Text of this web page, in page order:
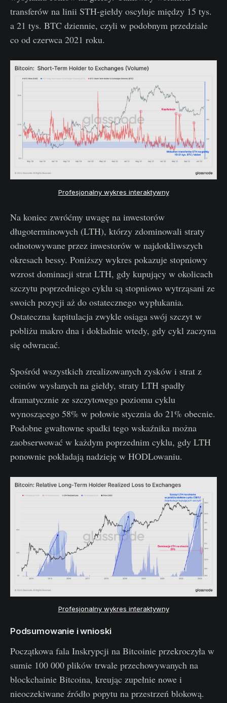
transferów na linii STH-giełdy oscyluje między 15 tys.
a 21 tys. BTC dziennie, czyli w podobnym przedziale
co od czerwca 2021 roku.
Profesjonalny wykres interaktywny
Na koniec zwróćmy uwagę na inwestorów
długoterminowych (LTH), którzy zdominowali straty
odnotowywane przez inwestorów w najdotkliwszych
okresach bessy. Poniższy wykres pokazuje stopniowy
wzrost dominacji strat LTH, gdy kupujący w okolicach
szczytu poprzedniego cyklu są stopniowo wytrząsani ze
swoich pozycji aż do ostatecznego wypłukania.
Ostateczna kapitulacja zwykle osiąga swój szczyt w
pobliżu makro dna i dokładnie wtedy, gdy cykl zaczyna
się odwracać.
Spośród wszystkich zrealizowanych zysków i strat z
coinów wysłanych na giełdy, straty LTH spadły
dramatycznie ze szczytowego poziomu cyklu
wynoszącego 58% w połowie stycznia do 21% obecnie.
Podobne gwałtowne spadki tego wskaźnika można
zaobserwować w każdym poprzednim cyklu, gdy LTH
ponownie pokładają nadzieję w HODLowaniu.
Profesjonalny wykres interaktywny
Podsumowanie i wnioski
Początkowa fala Inskrypcji na Bitcoinie przekroczyła w
sumie 100 000 plików trwale przechowywanych na
blockchainie Bitcoina, kreując zupełnie nowe i
nieoczekiwane źródło popytu na przestrzeń blokową.